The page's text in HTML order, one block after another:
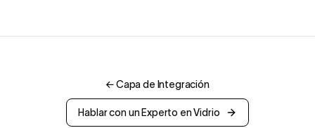
←Capa de Integración
Hablar con un Experto en Vidrio